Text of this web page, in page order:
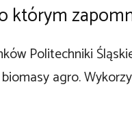
którym
Politechniki
agro.